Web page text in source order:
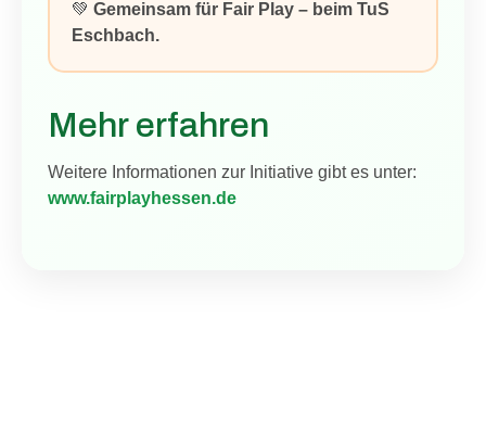
💚 Gemeinsam für Fair Play – beim TuS
Eschbach.
Mehr erfahren
Weitere Informationen zur Initiative gibt es unter:
www.fairplayhessen.de